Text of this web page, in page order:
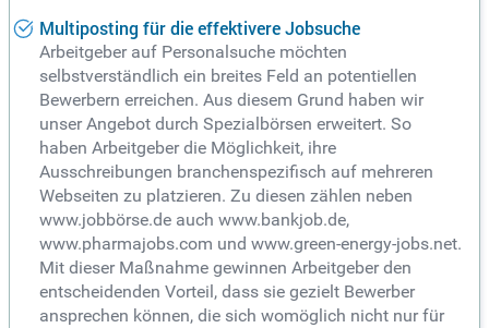
Multiposting für die effektivere Jobsuche
Arbeitgeber auf Personalsuche möchten
selbstverständlich ein breites Feld an potentiellen
Bewerbern erreichen. Aus diesem Grund haben wir
unser Angebot durch Spezialbörsen erweitert. So
haben Arbeitgeber die Möglichkeit, ihre
Ausschreibungen branchenspezifisch auf mehreren
Webseiten zu platzieren. Zu diesen zählen neben
www.jobbörse.de auch www.bankjob.de,
www.pharmajobs.com und www.green-energy-jobs.net.
Mit dieser Maßnahme gewinnen Arbeitgeber den
entscheidenden Vorteil, dass sie gezielt Bewerber
ansprechen können, die sich womöglich nicht nur für